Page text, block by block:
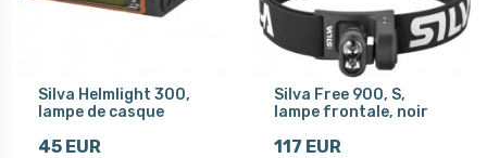
Silva Helmlight 300,
lampe de casque
45 EUR
Silva Free 900, S,
lampe frontale, noir
117 EUR